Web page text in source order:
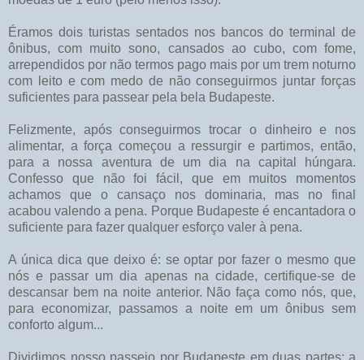
Éramos dois turistas sentados nos bancos do terminal de
ônibus, com muito sono, cansados ao cubo, com fome,
arrependidos por não termos pago mais por um trem noturno
com leito e com medo de não conseguirmos juntar forças
suficientes para passear pela bela Budapeste.
Felizmente, após conseguirmos trocar o dinheiro e nos
alimentar, a força começou a ressurgir e partimos, então,
para a nossa aventura de um dia na capital húngara.
Confesso que não foi fácil, que em muitos momentos
achamos que o cansaço nos dominaria, mas no final
acabou valendo a pena. Porque Budapeste é encantadora o
suficiente para fazer qualquer esforço valer à pena.
A única dica que deixo é: se optar por fazer o mesmo que
nós e passar um dia apenas na cidade, certifique-se de
descansar bem na noite anterior. Não faça como nós, que,
para economizar, passamos a noite em um ônibus sem
conforto algum...
Dividimos nosso passeio por Budapeste em duas partes: a